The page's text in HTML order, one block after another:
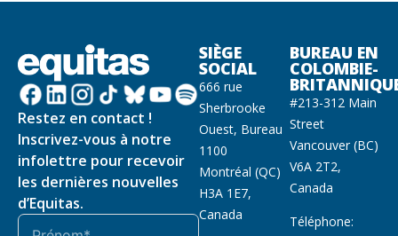
Restez en contact !
Inscrivez-vous à notre
infolettre pour recevoir
les dernières nouvelles
d’Equitas.
SIÈGE
SOCIAL
666 rue
Sherbrooke
Ouest, Bureau
1100
Montréal (QC)
H3A 1E7,
Canada
BUREAU EN
COLOMBIE-
#213-312 Main
Street
Vancouver (BC)
V6A 2T2,
Canada
Téléphone: